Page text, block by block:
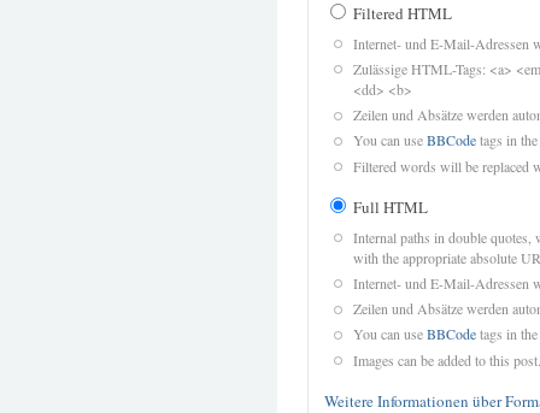
Filtered HTML
Internet- und E-Mail-Adressen
Zulässige HTML-Tags: <a>
<dd> <b>
Zeilen und Absätze werden
You can useBBCodetags in
Filtered words will be replaced
Full HTML
Internal paths in double quotes,
with the appropriate absolute
Internet- und E-Mail-Adressen
Zeilen und Absätze werden
You can useBBCodetags in
Images can be added to this post.
Weitere Informationen über